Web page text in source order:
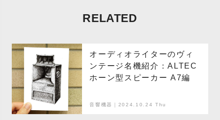
RELATED
オーディオライターのヴィ
ンテージ名機紹介：ALTEC
ホーン型スピーカー A7編
音響機器｜2024.10.24 Thu